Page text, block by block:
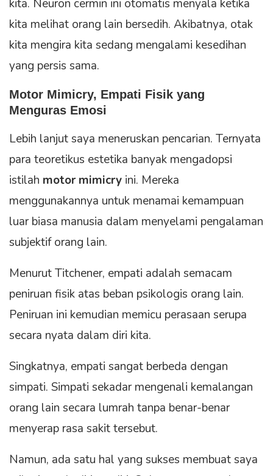
kita. Neuron cermin ini otomatis menyala ketika
kita melihat orang lain bersedih. Akibatnya, otak
kita mengira kita sedang mengalami kesedihan
yang persis sama.
Motor Mimicry, Empati Fisik yang
Menguras Emosi
Lebih lanjut saya meneruskan pencarian. Ternyata
para teoretikus estetika banyak mengadopsi
istilah motor mimicry ini. Mereka
menggunakannya untuk menamai kemampuan
luar biasa manusia dalam menyelami pengalaman
subjektif orang lain.
Menurut Titchener, empati adalah semacam
peniruan fisik atas beban psikologis orang lain.
Peniruan ini kemudian memicu perasaan serupa
secara nyata dalam diri kita.
Singkatnya, empati sangat berbeda dengan
simpati. Simpati sekadar mengenali kemalangan
orang lain secara lumrah tanpa benar-benar
menyerap rasa sakit tersebut.
Namun, ada satu hal yang sukses membuat saya